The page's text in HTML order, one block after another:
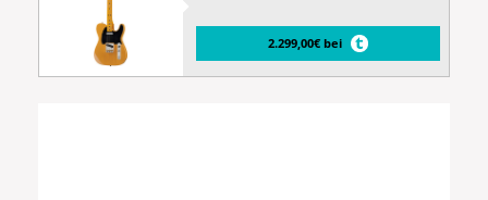
2.299,00€ bei